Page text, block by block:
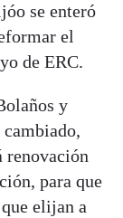
se enteró
el
de ERC.
y
renovación
para que
elijan a